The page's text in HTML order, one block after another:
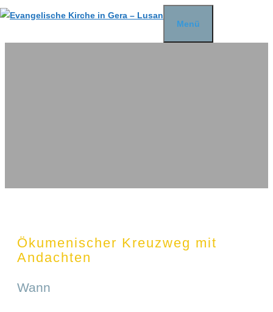
Zum
Menü
Ökumenischer Kreuzweg mit
Andachten
Wann